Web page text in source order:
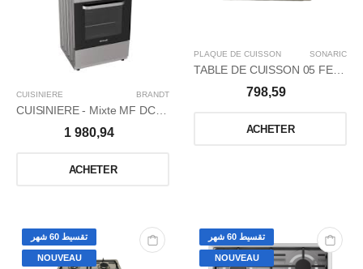
CUISINIERE BRANDT
CUISINIERE - Mixte MF DC Inox
1 980,94
ACHETER
PLAQUE DE CUISSON SONARIC
TABLE DE CUISSON 05 FEUX INOX THERMOCOUPLE
798,59
ACHETER
تقسيط 60 شهر
NOUVEAU
تقسيط 60 شهر
NOUVEAU